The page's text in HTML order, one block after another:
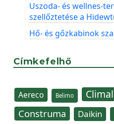
Uszoda- és wellnes-
szellőztetése a
Hő- és gőzkabinok
Címkefelhő
Aereco Belimo
Construma Daikin